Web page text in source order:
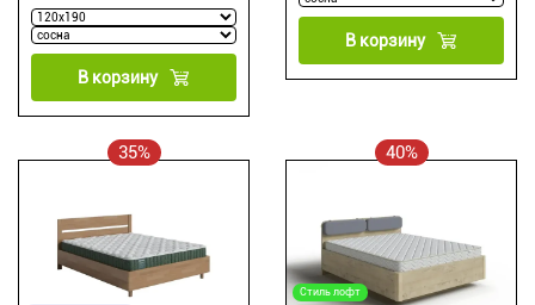
В корзину
В корзину
35% 40%
Стиль лофт